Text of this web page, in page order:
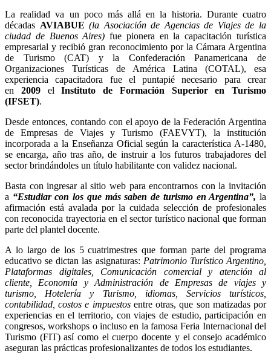
La realidad va un poco más allá en la historia. Durante cuatro
décadas AVIABUE(la Asociación de Agencias de Viajes de la
ciudad de Buenos Aires) fue pionera en la capacitación turística
empresarial y recibió gran reconocimiento por la Cámara Argentina
de Turismo (CAT) y la Confederación Panamericana de
Organizaciones Turísticas de América Latina (COTAL), esa
experiencia capacitadora fue el puntapié necesario para crear
en 2009 elInstituto de Formación Superior en Turismo
(IFSET).
Desde entonces, contando con el apoyo de la Federación Argentina
de Empresas de Viajes y Turismo (FAEVYT), la institución
incorporada a la Enseñanza Oficial según la característica A-1480,
se encarga, año tras año, de instruir a los futuros trabajadores del
sector brindándoles un título habilitante con validez nacional.
Basta con ingresar al sitio web para encontrarnos con la invitación
a “Estudiar con los que más saben de turismo en Argentina”, la
afirmación está avalada por la cuidada selección de profesionales
con reconocida trayectoria en el sector turístico nacional que forman
parte del plantel docente.
A lo largo de los 5 cuatrimestres que forman parte del programa
educativo se dictan las asignaturas: Patrimonio Turístico Argentino,
Plataformas digitales, Comunicación comercial y atención al
cliente, Economía y Administración de Empresas de viajes y
turismo, Hotelería y Turismo, idiomas, Servicios turísticos,
contabilidad, costos e impuestosentre otras, que son matizadas por
experiencias en el territorio, con viajes de estudio, participación en
congresos, workshops o incluso en la famosa Feria Internacional del
Turismo (FIT) así como el cuerpo docente y el consejo académico
aseguran las prácticas profesionalizantes de todos los estudiantes.